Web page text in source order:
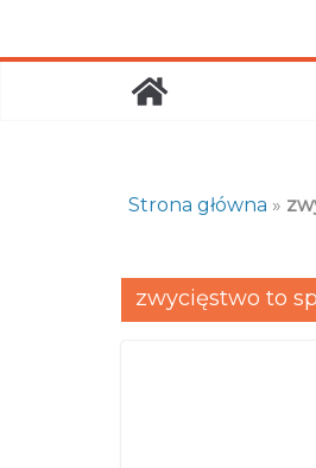
content
Strona główna »
zwycięstwo to